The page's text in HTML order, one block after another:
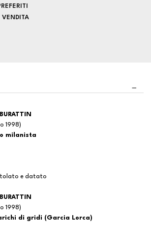
1998)
milanista
e datato
1998)
di gridi (Garcia Lorca)